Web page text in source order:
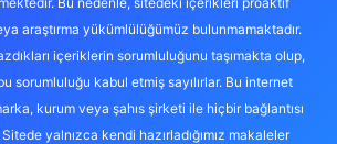
araştırma yükümlülüğümüz bulunmamaktadır.
içeriklerin sorumluluğunu taşımakta olup,
sorumluluğu kabul etmiş sayılırlar. Bu internet
kurum veya şahıs şirketi ile hiçbir bağlantısı
yalnızca kendi hazırladığımız makaleler